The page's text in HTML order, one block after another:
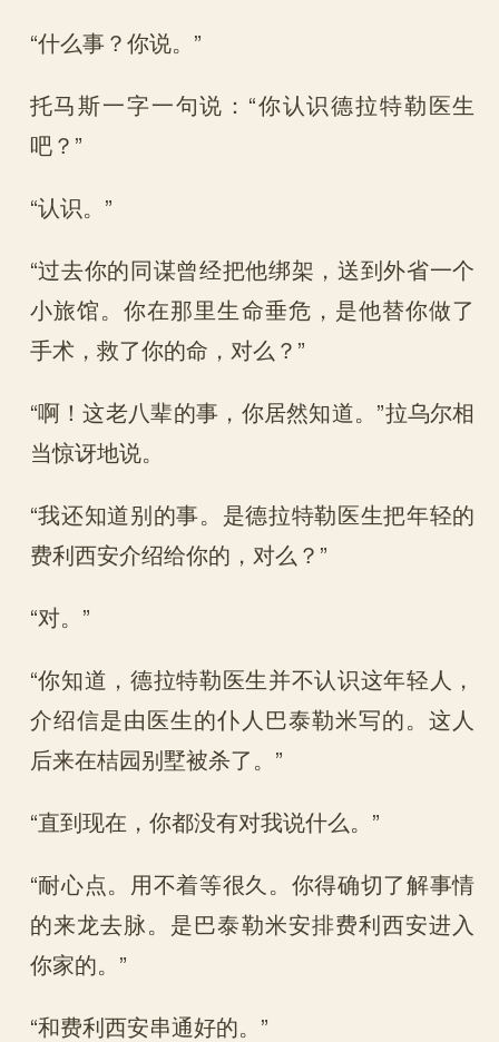
“什么事？你说。”
托马斯一字一句说：“你认识德拉特勒医生
吧？”
“认识。”
“过去你的同谋曾经把他绑架，送到外省一个
小旅馆。你在那里生命垂危，是他替你做了
手术，救了你的命，对么？”
“啊！这老八辈的事，你居然知道。”拉乌尔相
当惊讶地说。
“我还知道别的事。是德拉特勒医生把年轻的
费利西安介绍给你的，对么？”
“对。”
“你知道，德拉特勒医生并不认识这年轻人，
介绍信是由医生的仆人巴泰勒米写的。这人
后来在桔园别墅被杀了。”
“直到现在，你都没有对我说什么。”
“耐心点。用不着等很久。你得确切了解事情
的来龙去脉。是巴泰勒米安排费利西安进入
你家的。”
“和费利西安串通好的。”